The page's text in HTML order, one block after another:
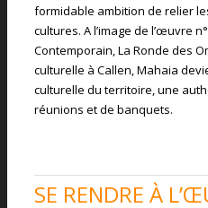
formidable ambition de relier
cultures. A l’image de l’œuvre
Contemporain, La Ronde des
culturelle à Callen, Mahaia
culturelle du territoire, une
réunions et de banquets.
SE RENDRE À